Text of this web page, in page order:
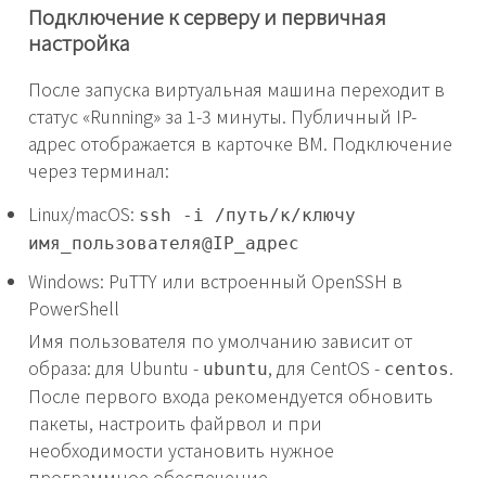
Подключение к серверу и первичная
настройка
После запуска виртуальная машина переходит в
статус «Running» за 1-3 минуты. Публичный IP-
адрес отображается в карточке ВМ. Подключение
через терминал:
Linux/macOS: ssh -i /путь/к/ключу
имя_пользователя@IP_адрес
Windows: PuTTY или встроенный OpenSSH в
PowerShell
Имя пользователя по умолчанию зависит от
образа: для Ubuntu - ubuntu, для CentOS - centos.
После первого входа рекомендуется обновить
пакеты, настроить файрвол и при
необходимости установить нужное